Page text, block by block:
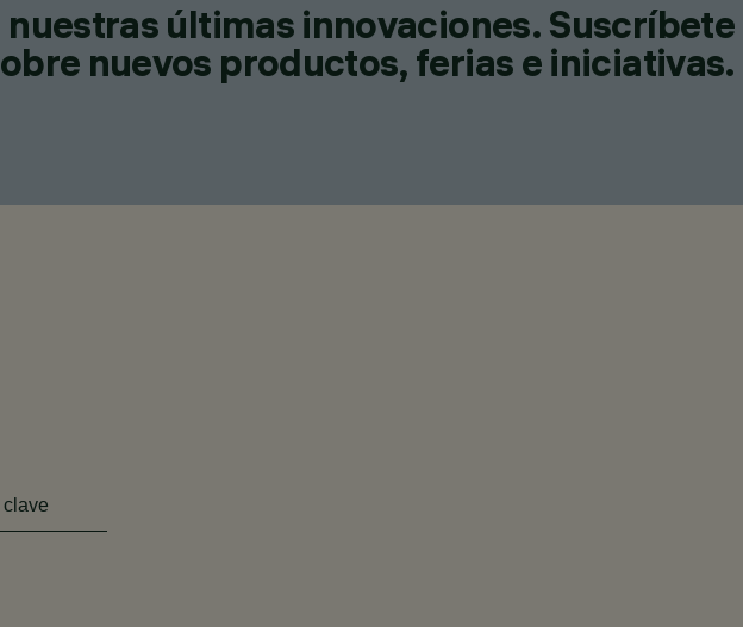
últimas innovaciones.
nuevos productos, ferias e iniciativas.